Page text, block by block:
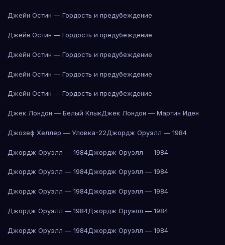
Джейн Остин — Гордость и предубеждение
Джейн Остин — Гордость и предубеждение
Джейн Остин — Гордость и предубеждение
Джейн Остин — Гордость и предубеждение
Джейн Остин — Гордость и предубеждение
Джек Лондон — Белый КлыкДжек Лондон — Мартин Иден
Джозеф Хеллер — Уловка-22Джордж Оруэлл — 1984
Джордж Оруэлл — 1984Джордж Оруэлл — 1984
Джордж Оруэлл — 1984Джордж Оруэлл — 1984
Джордж Оруэлл — 1984Джордж Оруэлл — 1984
Джордж Оруэлл — 1984Джордж Оруэлл — 1984
Джордж Оруэлл — 1984Джордж Оруэлл — 1984